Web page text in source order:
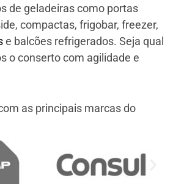
de geladeiras como portas
compactas, frigobar, freezer,
e balcões refrigerados. Seja qual
o conserto com agilidade e
as principais marcas do